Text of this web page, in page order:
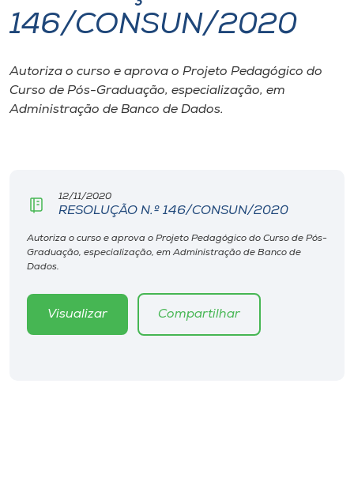
I.nova
Diplomados
Editora
Rádio
146/CONSUN/2020
Autoriza o curso e aprova o Projeto Pedagógico do
Curso de Pós-Graduação, especialização, em
Administração de Banco de Dados.
12/11/2020
RESOLUÇÃO N.º 146/CONSUN/2020
Autoriza o curso e aprova o Projeto Pedagógico do Curso de Pós-
Graduação, especialização, em Administração de Banco de
Dados.
Visualizar Compartilhar